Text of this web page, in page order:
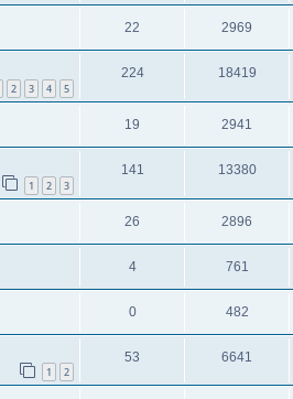
22 2969
2 3 4 5
224 18419
19 2941
1 2 3
141 13380
26 2896
4 761
0 482
1 2
53 6641